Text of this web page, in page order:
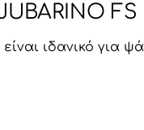
FS
ιδανικό για